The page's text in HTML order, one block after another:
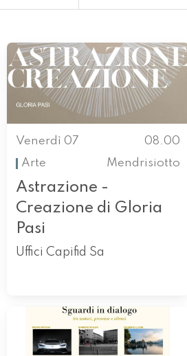
Venerdì 07
08.00
Arte
Mendrisiotto
Astrazione -
Creazione di Gloria
Pasi
Uffici Capifid Sa